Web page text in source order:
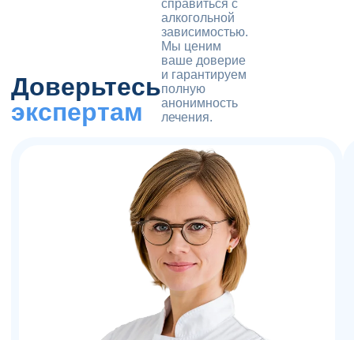
Доверьтесь
экспертам
справиться с
алкогольной
зависимостью.
Мы ценим
ваше доверие
и гарантируем
полную
анонимность
лечения.